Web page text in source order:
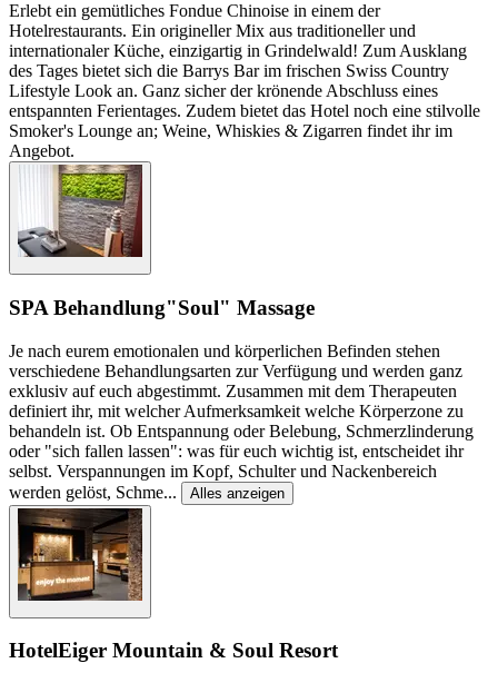
Erlebt ein gemütliches Fondue Chinoise in einem der
Hotelrestaurants. Ein origineller Mix aus traditioneller und
internationaler Küche, einzigartig in Grindelwald! Zum Ausklang
des Tages bietet sich die Barrys Bar im frischen Swiss Country
Lifestyle Look an. Ganz sicher der krönende Abschluss eines
entspannten Ferientages. Zudem bietet das Hotel noch eine stilvolle
Smoker's Lounge an; Weine, Whiskies & Zigarren findet ihr im
Angebot.
SPA Behandlung"Soul" Massage
Je nach eurem emotionalen und körperlichen Befinden stehen
verschiedene Behandlungsarten zur Verfügung und werden ganz
exklusiv auf euch abgestimmt. Zusammen mit dem Therapeuten
definiert ihr, mit welcher Aufmerksamkeit welche Körperzone zu
behandeln ist. Ob Entspannung oder Belebung, Schmerzlinderung
oder "sich fallen lassen": was für euch wichtig ist, entscheidet ihr
selbst. Verspannungen im Kopf, Schulter und Nackenbereich
werden gelöst, Schme... Alles anzeigen
HotelEiger Mountain & Soul Resort